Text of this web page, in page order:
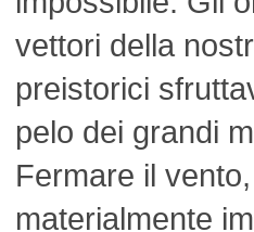
vettori della
preistorici
pelo dei grandi
Fermare il
materialmente